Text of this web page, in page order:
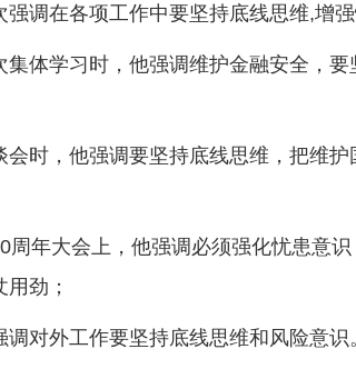
调在各项工作中要坚持底线思维,增强
体学习时，他强调维护金融安全，
时，他强调要坚持底线思维，把维护
周年大会上，他强调必须强化忧患意
劲；
对外工作要坚持底线思维和风险意识